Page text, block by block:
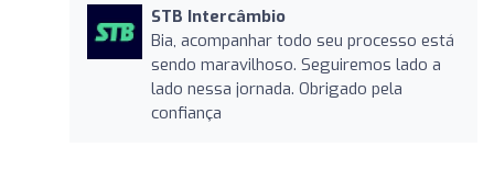
STB Intercâmbio
Bia, acompanhar todo seu processo está
sendo maravilhoso. Seguiremos lado a
lado nessa jornada. Obrigado pela
confiança